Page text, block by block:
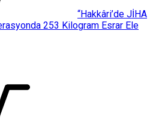
“Hakkâri’de JİHA
253 Kilogram Esrar Ele